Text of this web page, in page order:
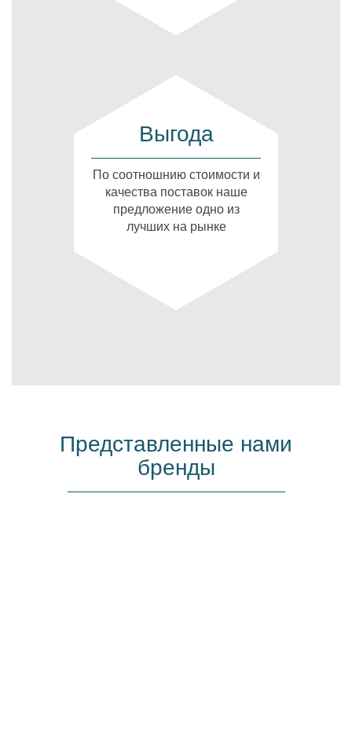
Выгода
По соотношнию стоимости и
качества поставок наше
предложение одно из
лучших на рынке
Представленные нами
бренды